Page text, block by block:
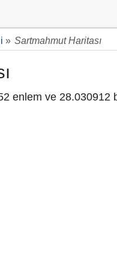
» Sartmahmut Haritası
enlem ve 28.030912